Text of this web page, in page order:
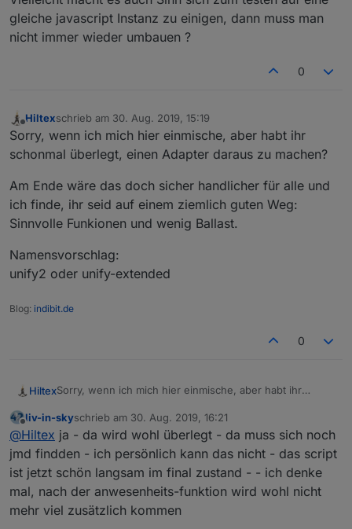
gleiche javascript Instanz zu einigen, dann muss man
nicht immer wieder umbauen ?
0
Hiltexschrieb am 30. Aug. 2019, 15:19
zuletzt editiert von
Sorry, wenn ich mich hier einmische, aber habt ihr
schonmal überlegt, einen Adapter daraus zu machen?
Am Ende wäre das doch sicher handlicher für alle und
ich finde, ihr seid auf einem ziemlich guten Weg:
Sinnvolle Funkionen und wenig Ballast.
Namensvorschlag:
unify2 oder unify-extended
Blog: indibit.de
0
HiltexSorry, wenn ich mich hier einmische, aber habt ihr
Am Ende wäre das doch sicher handlicher für alle und
ich finde, ihr seid auf einem ziemlich guten Weg:
Sinnvolle Funkionen und wenig Ballast.
Namensvorschlag:
unify2 oder unify-extended
Offline
liv-in-skyschrieb am 30. Aug. 2019, 16:21
zuletzt editiert von
@Hiltex ja - da wird wohl überlegt - da muss sich noch
jmd findden - ich persönlich kann das nicht - das script
ist jetzt schön langsam im final zustand - - ich denke
mal, nach der anwesenheits-funktion wird wohl nicht
mehr viel zusätzlich kommen